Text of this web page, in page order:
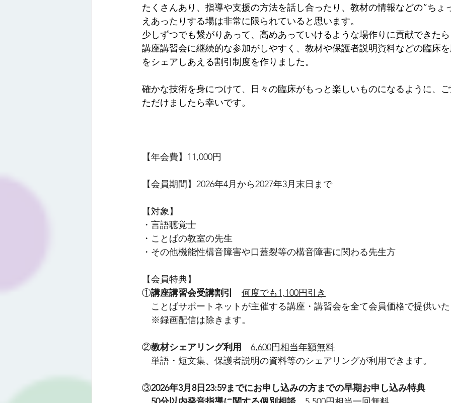
たくさんあり、指導や支援の方法を話し合ったり、教材の情報などの”ちょ
えあったりする場は非常に限られていると思います。
少しずつでも繋がりあって、高めあっていけるような場作りに貢献できた
講座講習会に継続的な参加がしやすく、教材や保護者説明資料などの臨床
をシェアしあえる割引制度を作りました。
確かな技術を身につけて、日々の臨床がもっと楽しいものになるように、
ただけましたら幸いです。
【年会費】11,000円
【会員期間】2026年4月から2027年3月末日まで
【対象】
・言語聴覚士
・ことばの教室の先生
・その他機能性構音障害や口蓋裂等の構音障害に関わる先生方
【会員特典】
①講座講習会受講割引
何度でも1,100円引き
ことばサポートネットが主催する講座・講習会を全て会員価格で提供い
※録画配信は除きます。
②教材シェアリング利用
6,600円相当年額無料
単語・短文集、保護者説明の資料等のシェアリングが利用できます。
③2026年3月8日23:59までにお申し込みの方までの早期お申し込み特典